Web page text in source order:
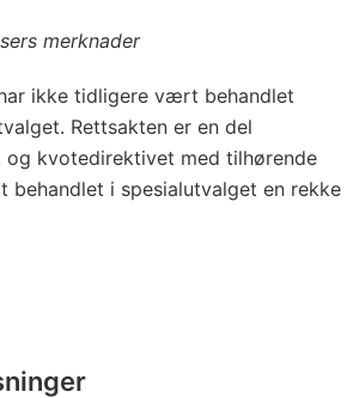
merknader
ikke tidligere vært behandlet
Rettsakten er en del
og kvotedirektivet med tilhørende
i spesialutvalget en rekke